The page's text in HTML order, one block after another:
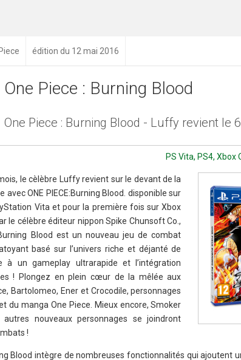
édition du 12 mai 2016
One Piece : Burning Blood
One Piece : Burning Blood - Luffy revient le
PS Vita, PS4,
le cèlèbre Luffy revient sur le devant de la
avec ONE PIECE:Burning Blood. disponible sur
Vita et pour la première fois sur Xbox
le célèbre éditeur nippon Spike Chunsoft Co.,
Burning Blood est un nouveau jeu de combat
basé sur l’univers riche et déjanté de
à un gameplay ultrarapide et l’intégration
! Plongez en plein cœur de la mêlée aux
Bartolomeo, Ener et Crocodile, personnages
du manga One Piece. Mieux encore, Smoker
nouveaux personnages se joindront
!
Blood intègre de nombreuses fonctionnalités qui ajoutent